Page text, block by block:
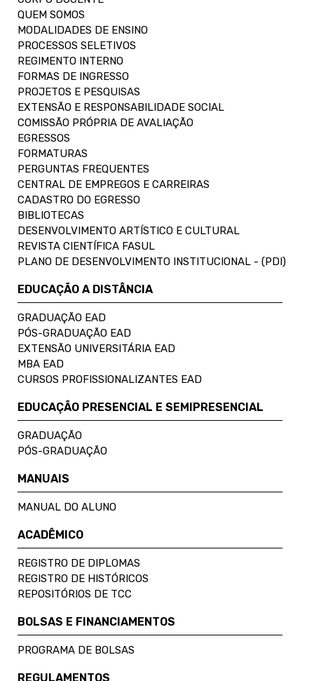
QUEM SOMOS
MODALIDADES DE ENSINO
PROCESSOS SELETIVOS
REGIMENTO INTERNO
FORMAS DE INGRESSO
PROJETOS E PESQUISAS
EXTENSÃO E RESPONSABILIDADE SOCIAL
COMISSÃO PRÓPRIA DE AVALIAÇÃO
EGRESSOS
FORMATURAS
PERGUNTAS FREQUENTES
CENTRAL DE EMPREGOS E CARREIRAS
CADASTRO DO EGRESSO
BIBLIOTECAS
DESENVOLVIMENTO ARTÍSTICO E CULTURAL
REVISTA CIENTÍFICA FASUL
PLANO DE DESENVOLVIMENTO INSTITUCIONAL - (PDI)
EDUCAÇÃO A DISTÂNCIA
GRADUAÇÃO EAD
PÓS-GRADUAÇÃO EAD
EXTENSÃO UNIVERSITÁRIA EAD
MBA EAD
CURSOS PROFISSIONALIZANTES EAD
EDUCAÇÃO PRESENCIAL E SEMIPRESENCIAL
GRADUAÇÃO
PÓS-GRADUAÇÃO
MANUAIS
MANUAL DO ALUNO
ACADÊMICO
REGISTRO DE DIPLOMAS
REGISTRO DE HISTÓRICOS
REPOSITÓRIOS DE TCC
BOLSAS E FINANCIAMENTOS
PROGRAMA DE BOLSAS
REGULAMENTOS